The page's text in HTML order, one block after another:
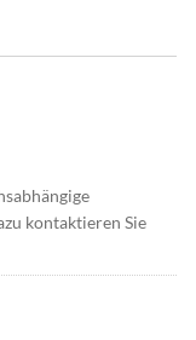
kontaktieren Sie